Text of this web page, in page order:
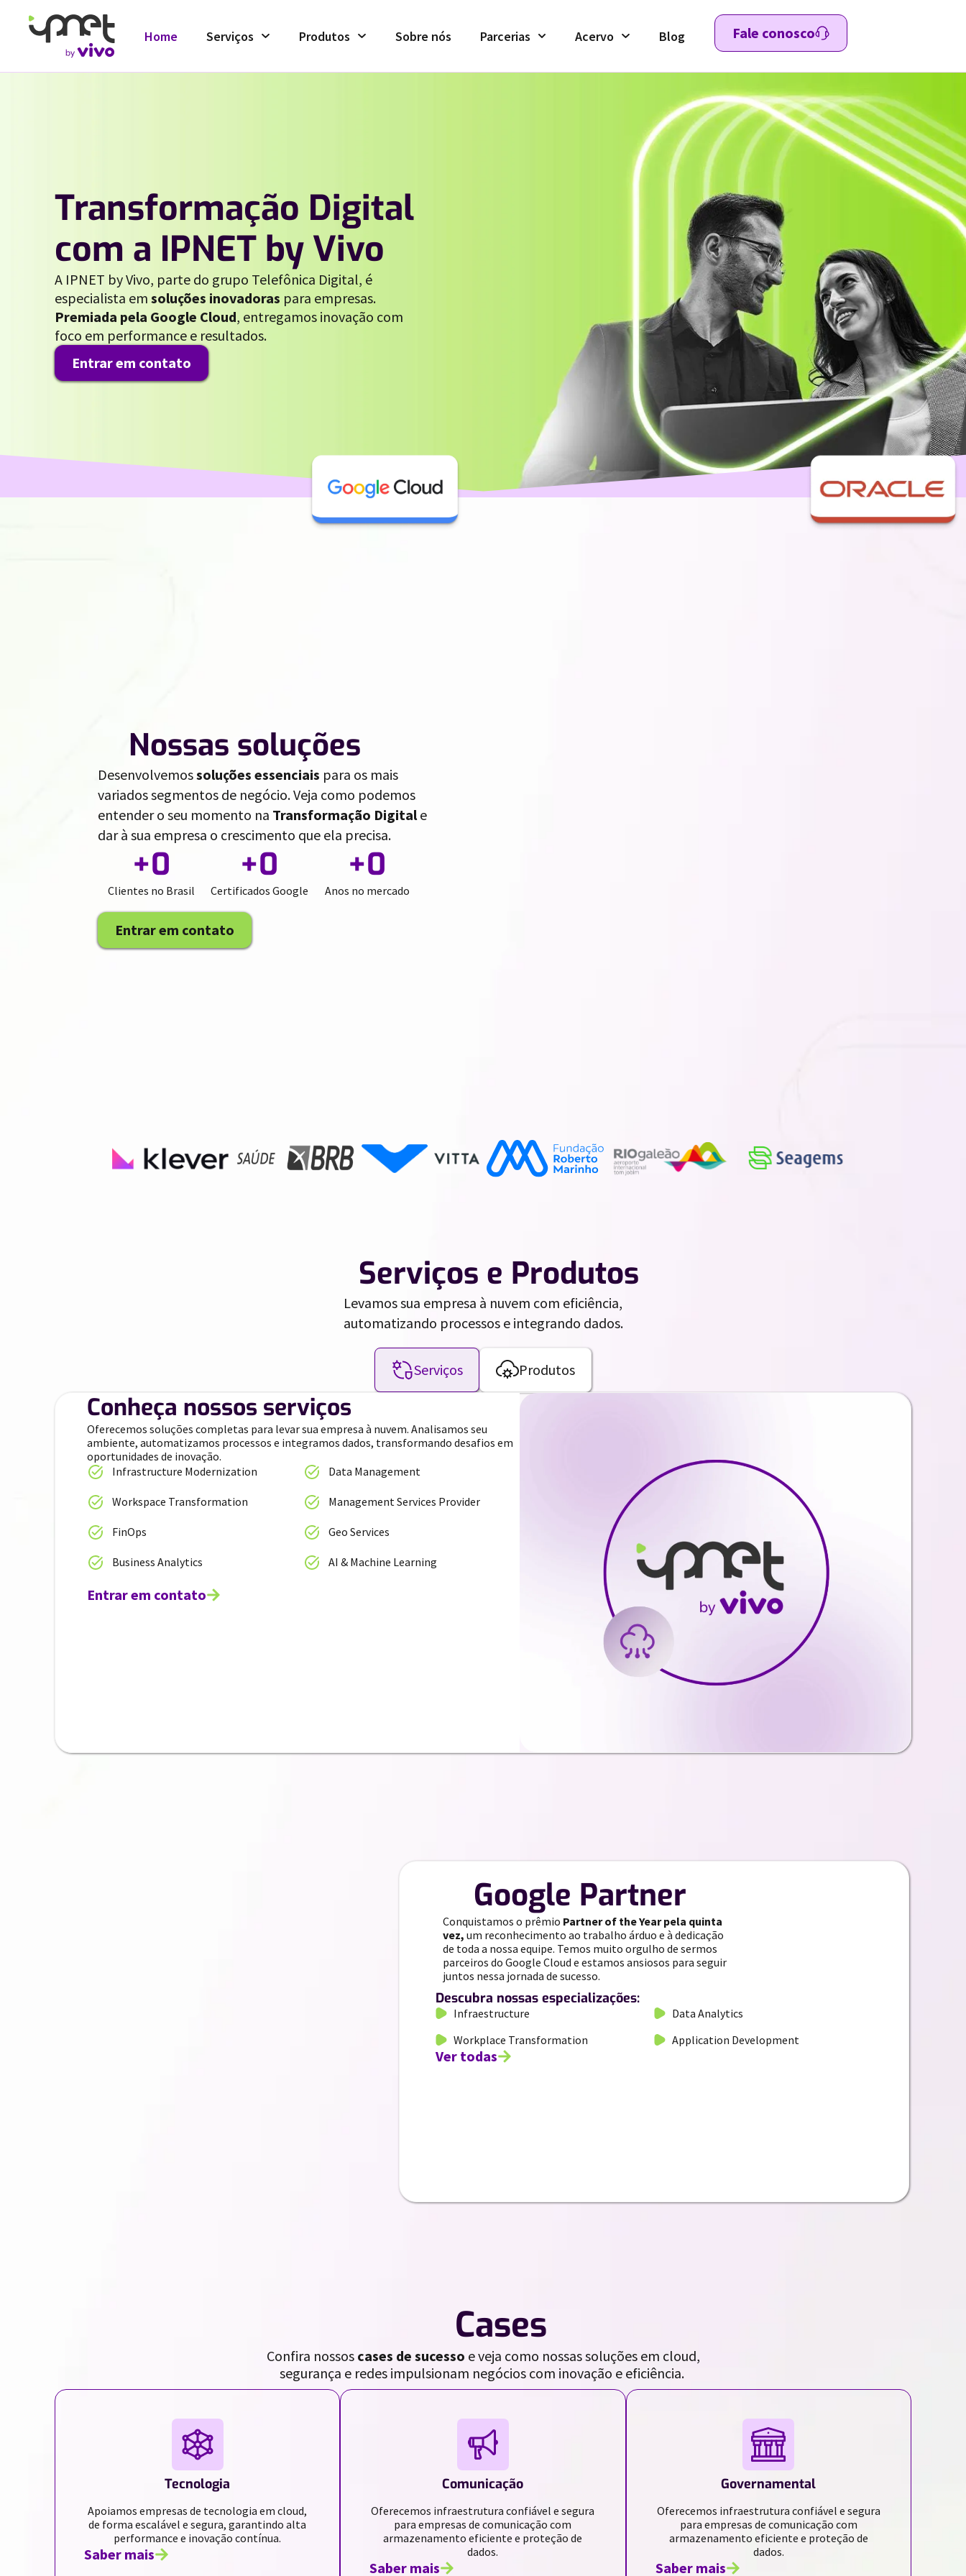
Home Serviços Produtos Sobre nós Parcerias Acervo Blog Fale conosco
Transformação Digital
com a IPNET by Vivo
A IPNET by Vivo, parte do grupo Telefônica Digital, é
especialista em soluções inovadoras para empresas.
Premiada pela Google Cloud, entregamos inovação com
foco em performance e resultados.
Entrar em contato
Nossas soluções
Desenvolvemossoluções essenciais para os mais
variados segmentos de negócio. Veja como podemos
entender o seu momento na Transformação Digitale
dar à sua empresa o crescimento que ela precisa.
Clientes no Brasil
+0
Certificados Google
+0
Anos no mercado
+0
Entrar em contato
Serviços e Produtos
Levamos sua empresa à nuvem com eficiência,
automatizando processos e integrando dados.
Serviços Produtos
Conheça nossos serviços
Oferecemos soluções completas para levar sua empresa à nuvem. Analisamos seu
ambiente, automatizamos processos e integramos dados, transformando desafios em
oportunidades de inovação.
Infrastructure Modernization
Workspace Transformation
FinOps
Business Analytics
Data Management
Management Services Provider
Geo Services
AI & Machine Learning
Entrar em contato
Google Partner
Conquistamos o prêmio Partner of the Year pela quinta
vez, um reconhecimento ao trabalho árduo e à dedicação
de toda a nossa equipe. Temos muito orgulho de sermos
parceiros do Google Cloud e estamos ansiosos para seguir
juntos nessa jornada de sucesso.
Descubra nossas especializações:
Infraestructure
Workplace Transformation
Data Analytics
Application Development
Ver todas
Cases
Confira nossos cases de sucesso e veja como nossas soluções em cloud,
segurança e redes impulsionam negócios com inovação e eficiência.
Tecnologia
Apoiamos empresas de tecnologia em cloud,
de forma escalável e segura, garantindo alta
performance e inovação contínua.
Saber mais
Comunicação
Oferecemos infraestrutura confiável e segura
para empresas de comunicação com
armazenamento eficiente e proteção de
dados.
Saber mais
Governamental
Oferecemos infraestrutura confiável e segura
para empresas de comunicação com
armazenamento eficiente e proteção de
dados.
Saber mais